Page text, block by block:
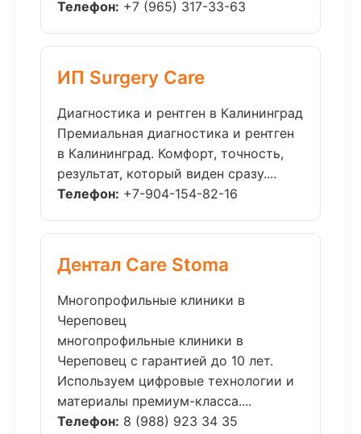
Телефон: +7 (965) 317-33-63
ИП Surgery Care
Диагностика и рентген в Калининград
Премиальная диагностика и рентген
в Калининград. Комфорт, точность,
результат, который виден сразу....
Телефон: +7-904-154-82-16
Дентал Care Stoma
Многопрофильные клиники в
Череповец
многопрофильные клиники в
Череповец с гарантией до 10 лет.
Используем цифровые технологии и
материалы премиум-класса....
Телефон: 8 (988) 923 34 35